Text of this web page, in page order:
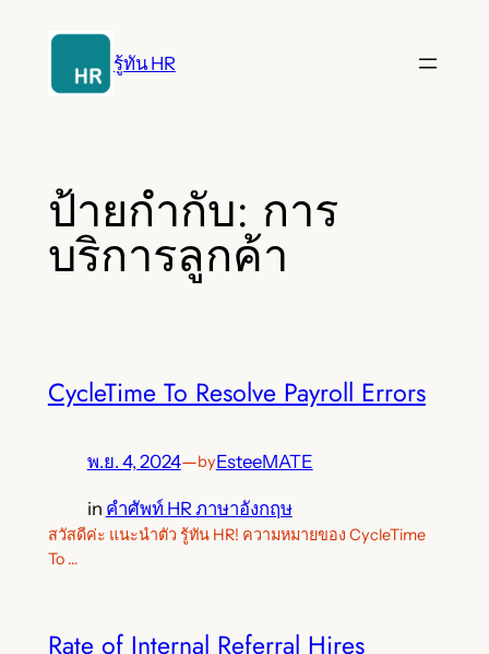
รู้ทัน HR
ป้ายกำกับ: การ
บริการลูกค้า
CycleTime To Resolve Payroll Errors
พ.ย. 4, 2024—byEsteeMATE
in คำศัพท์ HR ภาษาอังกฤษ
สวัสดีค่ะ แนะนำตัว รู้ทัน HR! ความหมายของ CycleTime
To …
Rate of Internal Referral Hires